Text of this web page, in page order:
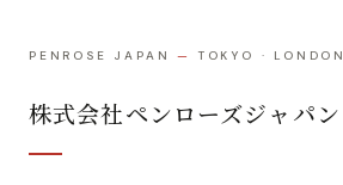
PENROSE JAPAN— TOKYO · LONDON
株式会社ペンローズジャパン